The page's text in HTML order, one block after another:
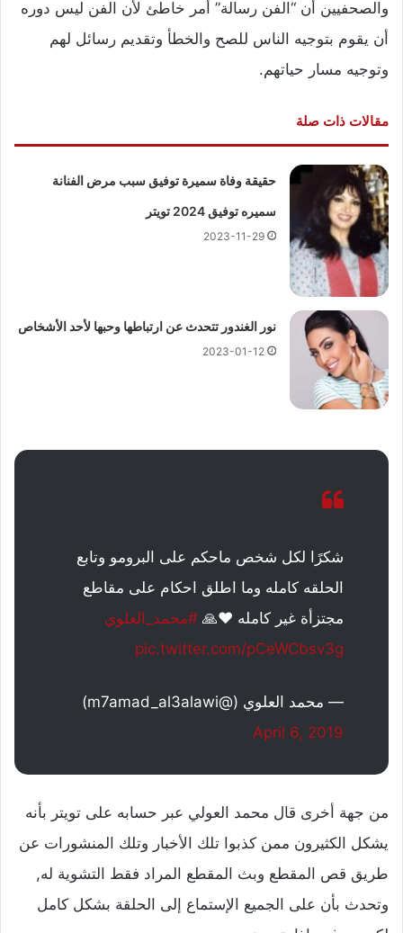
والصحفيين أن “الفن رسالة” أمر خاطئ لأن الفن ليس دوره
أن يقوم بتوجيه الناس للصح والخطأ وتقديم رسائل لهم
وتوجيه مسار حياتهم.
مقالات ذات صلة
حقيقة وفاة سميرة توفيق سبب مرض الفنانة
سميره توفيق 2024 تويتر
2023-11-29
نور الغندور تتحدث عن ارتباطها وحبها لأحد الأشخاص
2023-01-12
شكرًا لكل شخص ماحكم على البرومو وتابع
الحلقه كامله وما اطلق احكام على مقاطع
مجتزأة غير كامله ❤️🙏 #محمد_العلوي
pic.twitter.com/pCeWCbsv3g
— محمد العلوي (@m7amad_al3alawi)
April 6, 2019
من جهة أخرى قال محمد العولي عبر حسابه على تويتر بأنه
يشكل الكثيرون ممن كذبوا تلك الأخبار وتلك المنشورات عن
طريق قص المقطع وبث المقطع المراد فقط التشوية له,
وتحدث بأن على الجميع الإستماع إلى الحلقة بشكل كامل